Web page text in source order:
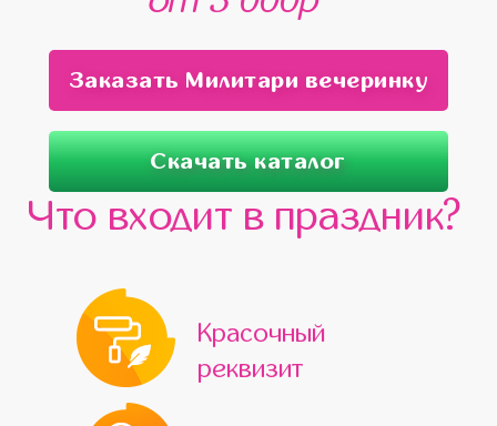
Заказать Милитари вечеринку
Скачать каталог
Что входит в праздник?
Красочный
реквизит